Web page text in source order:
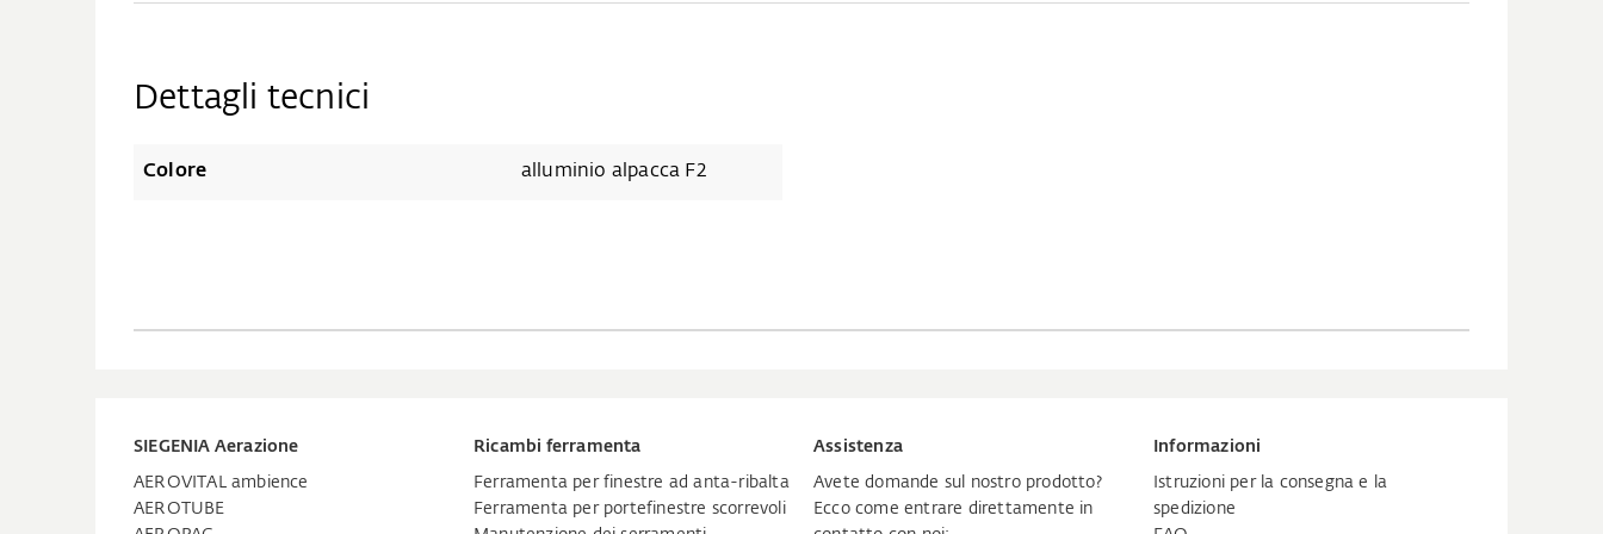
Dettagli tecnici
Colore alluminio alpacca F2
SIEGENIA Aerazione
AEROVITAL ambience
AEROTUBE
Ricambi ferramenta
Ferramenta per finestre ad anta-ribalta
Ferramenta per portefinestre scorrevoli
Assistenza
Avete domande sul nostro prodotto?
Ecco come entrare direttamente in
Informazioni
Istruzioni per la consegna e la
spedizione